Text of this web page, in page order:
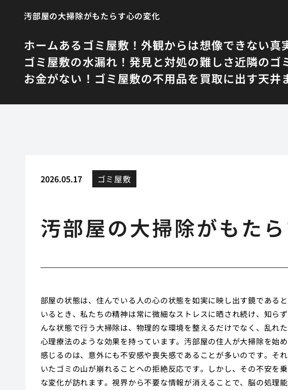
汚部屋の大掃除がもたらす心の変化
ホームあるゴミ屋敷！外観からは想像できない真
ゴミ屋敷の水漏れ！発見と対処の難しさ近隣のゴ
お金がない！ゴミ屋敷の不用品を買取に出す天井
2026.05.17 ゴミ屋敷
汚部屋の大掃除がもた
部屋の状態は、住んでいる人の心の状態を如実に映し出す鏡である
いるとき、私たちの精神は常に微細なストレスに晒され続け、知ら
んな状態で行う大掃除は、物理的な環境を整えるだけでなく、乱れ
心理療法のような効果を持っています。汚部屋の住人が大掃除を始
感じるのは、意外にも不安感や喪失感であることが多いのです。そ
いたゴミの山が崩れることへの拒絶反応です。しかし、その不安を
な変化が訪れます。視界から不要な情報が消えることで、脳の処理